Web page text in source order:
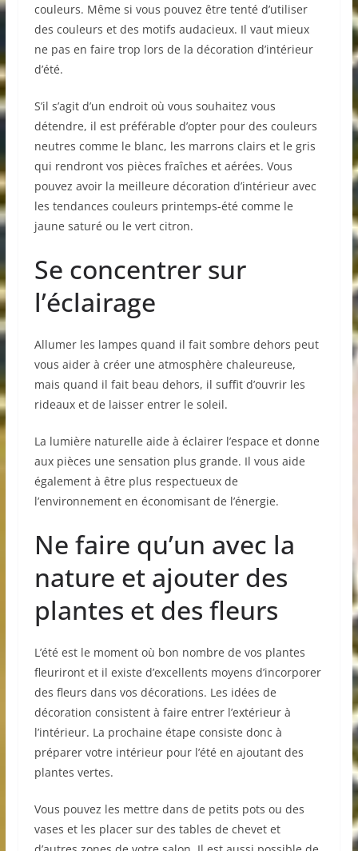
couleurs. Même si vous pouvez être tenté d’utiliser
des couleurs et des motifs audacieux. Il vaut mieux
ne pas en faire trop lors de la décoration d’intérieur
d’été.
S’il s’agit d’un endroit où vous souhaitez vous
détendre, il est préférable d’opter pour des couleurs
neutres comme le blanc, les marrons clairs et le gris
qui rendront vos pièces fraîches et aérées. Vous
pouvez avoir la meilleure décoration d’intérieur avec
les tendances couleurs printemps-été comme le
jaune saturé ou le vert citron.
Se concentrer sur
l’éclairage
Allumer les lampes quand il fait sombre dehors peut
vous aider à créer une atmosphère chaleureuse,
mais quand il fait beau dehors, il suffit d’ouvrir les
rideaux et de laisser entrer le soleil.
La lumière naturelle aide à éclairer l’espace et donne
aux pièces une sensation plus grande. Il vous aide
également à être plus respectueux de
l’environnement en économisant de l’énergie.
Ne faire qu’un avec la
nature et ajouter des
plantes et des fleurs
L’été est le moment où bon nombre de vos plantes
fleuriront et il existe d’excellents moyens d’incorporer
des fleurs dans vos décorations. Les idées de
décoration consistent à faire entrer l’extérieur à
l’intérieur. La prochaine étape consiste donc à
préparer votre intérieur pour l’été en ajoutant des
plantes vertes.
Vous pouvez les mettre dans de petits pots ou des
vases et les placer sur des tables de chevet et